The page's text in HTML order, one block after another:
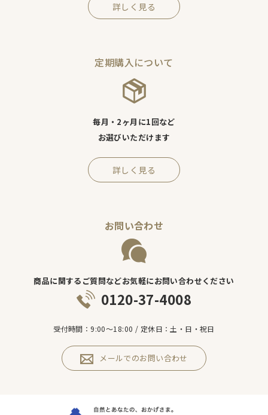
詳しく見る
定期購入について
毎月・2ヶ月に1回など
お選びいただけます
詳しく見る
お問い合わせ
商品に関するご質問などお気軽にお問い合わせください
0120-37-4008
受付時間：9:00～18:00 / 定休日：土・日・祝日
メールでのお問い合わせ